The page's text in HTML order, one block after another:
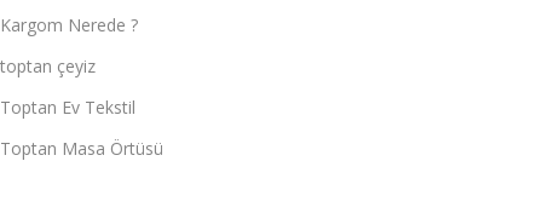
Kargom Nerede ?
toptan çeyiz
Toptan Ev Tekstil
Toptan Masa Örtüsü